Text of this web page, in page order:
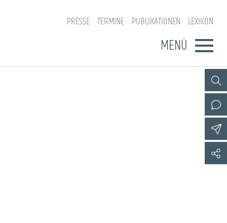
PRESSE TERMINE PUBLIKATIONEN LEXIKON
MENÜ